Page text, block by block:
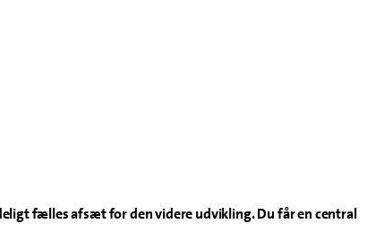
fælles afsæt for den videre udvikling. Du får en central